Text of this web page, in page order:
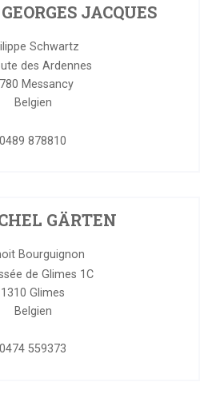
JACQUES
Schwartz
des Ardennes
Messancy
Belgien
0489 878810
GÄRTEN
Bourguignon
de Glimes 1C
1310 Glimes
Belgien
0474 559373